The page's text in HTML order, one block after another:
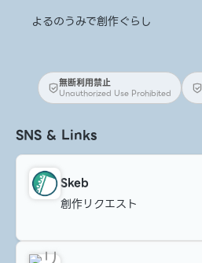
よるのうみで創作ぐらし
無断利用禁止
Unauthorized Use Prohibited
SNS & Links
Skeb
創作リクエスト